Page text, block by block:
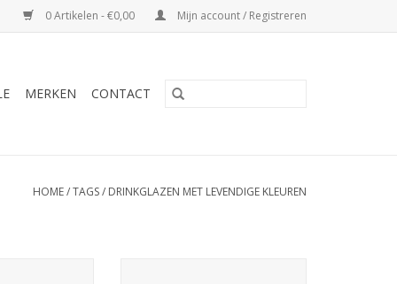
0 Artikelen - €0,00 Mijn account / Registreren
MERKEN CONTACT
HOME/TAGS/ DRINKGLAZEN MET LEVENDIGE KLEUREN